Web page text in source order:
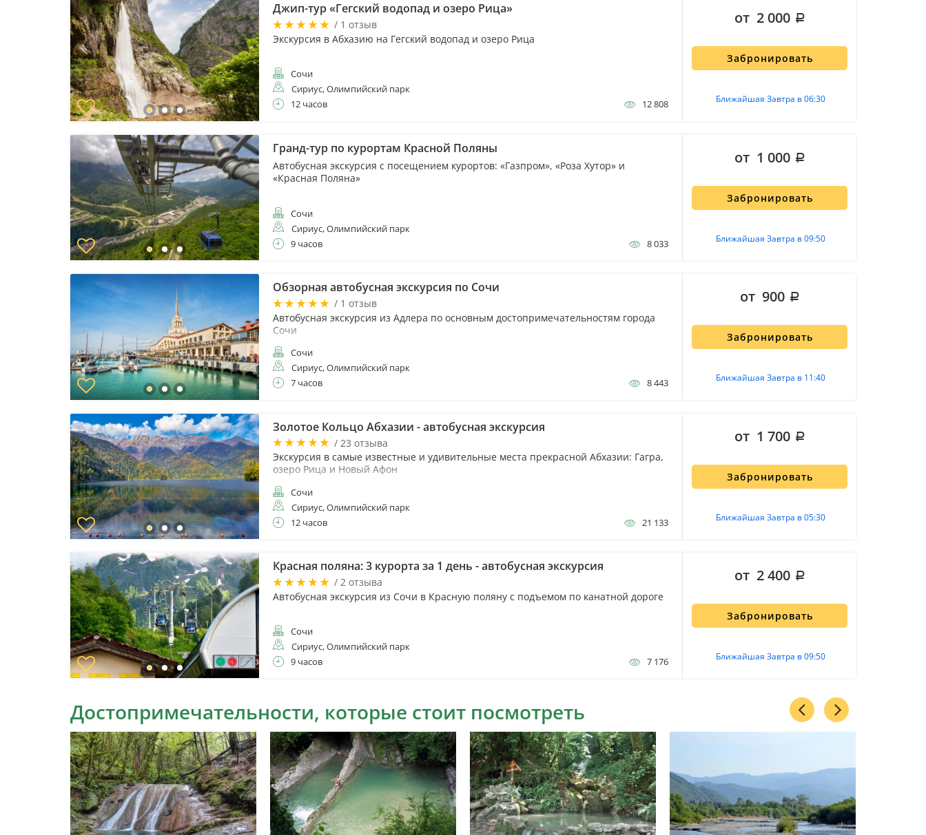
Джип-тур «Гегский водопад и озеро Рица»
/ 1 отзыв
Экскурсия в Абхазию на Гегский водопад и озеро Рица
Сочи
Сириус, Олимпийский парк
12 часов
12 808
Забронировать
Ближайшая Завтра в 06:30
от 2 000
Гранд-тур по курортам Красной Поляны
Автобусная экскурсия с посещением курортов: «Газпром», «Роза Хутор» и
«Красная Поляна»
Сочи
Сириус, Олимпийский парк
9 часов
8 033
Забронировать
Ближайшая Завтра в 09:50
от 1 000
Обзорная автобусная экскурсия по Сочи
/ 1 отзыв
Автобусная экскурсия из Адлера по основным достопримечательностям города
Сочи
Сочи
Сириус, Олимпийский парк
7 часов
8 443
Забронировать
Ближайшая Завтра в 11:40
от 900
Золотое Кольцо Абхазии - автобусная экскурсия
/ 23 отзыва
Экскурсия в самые известные и удивительные места прекрасной Абхазии: Гагра,
озеро Рица и Новый Афон
Сочи
Сириус, Олимпийский парк
12 часов
21 133
Забронировать
Ближайшая Завтра в 05:30
от 1 700
Красная поляна: 3 курорта за 1 день - автобусная экскурсия
/ 2 отзыва
Автобусная экскурсия из Сочи в Красную поляну с подъемом по канатной дороге
Сочи
Сириус, Олимпийский парк
9 часов
7 176
Забронировать
Ближайшая Завтра в 09:50
от 2 400
Достопримечательности, которые стоит посмотреть